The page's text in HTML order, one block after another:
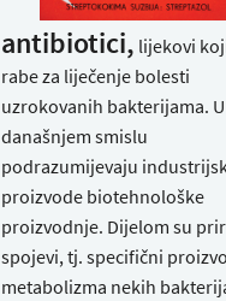
antibiotici, lijekovi
rabe za liječenje bolesti
uzrokovanih bakterijama. U
današnjem smislu
podrazumijevaju
proizvode biotehnološke
proizvodnje. Dijelom su
spojevi, tj. specifični
metabolizma nekih